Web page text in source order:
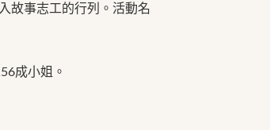
故事志工的行列。活動名
成小姐。